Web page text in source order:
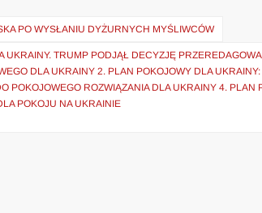
PO WYSŁANIU DYŻURNYCH MYŚLIWCÓW
TRUMP PODJĄŁ DECYZJĘ
DLA UKRAINY 2. PLAN POKOJOWY DLA
POKOJOWEGO ROZWIĄZANIA DLA UKRAINY 4.
POKOJU NA UKRAINIE